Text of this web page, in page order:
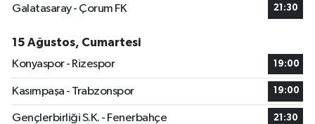
Galatasaray - Çorum FK
21:30
15 Ağustos, Cumartesi
Konyaspor - Rizespor
19:00
Kasımpaşa - Trabzonspor 19:00
Gençlerbirliği S.K. - Fenerbahçe 21:30